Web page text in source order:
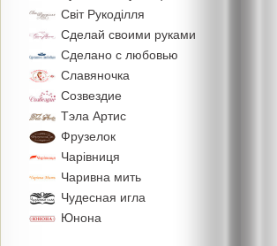
Свiт Рукодiлля
Сделай своими руками
Сделано с любовью
Славяночка
Созвездие
Тэла Артис
Фрузелок
Чарiвниця
Чаривна мить
Чудесная игла
Юнона